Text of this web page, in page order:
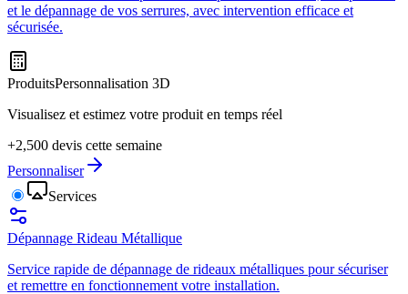
et le dépannage de vos serrures, avec intervention efficace et
sécurisée.
ProduitsPersonnalisation 3D
Visualisez et estimez votre produit en temps réel
+2,500 devis cette semaine
Personnaliser
Services
Dépannage Rideau Métallique
Service rapide de dépannage de rideaux métalliques pour sécuriser
et remettre en fonctionnement votre installation.